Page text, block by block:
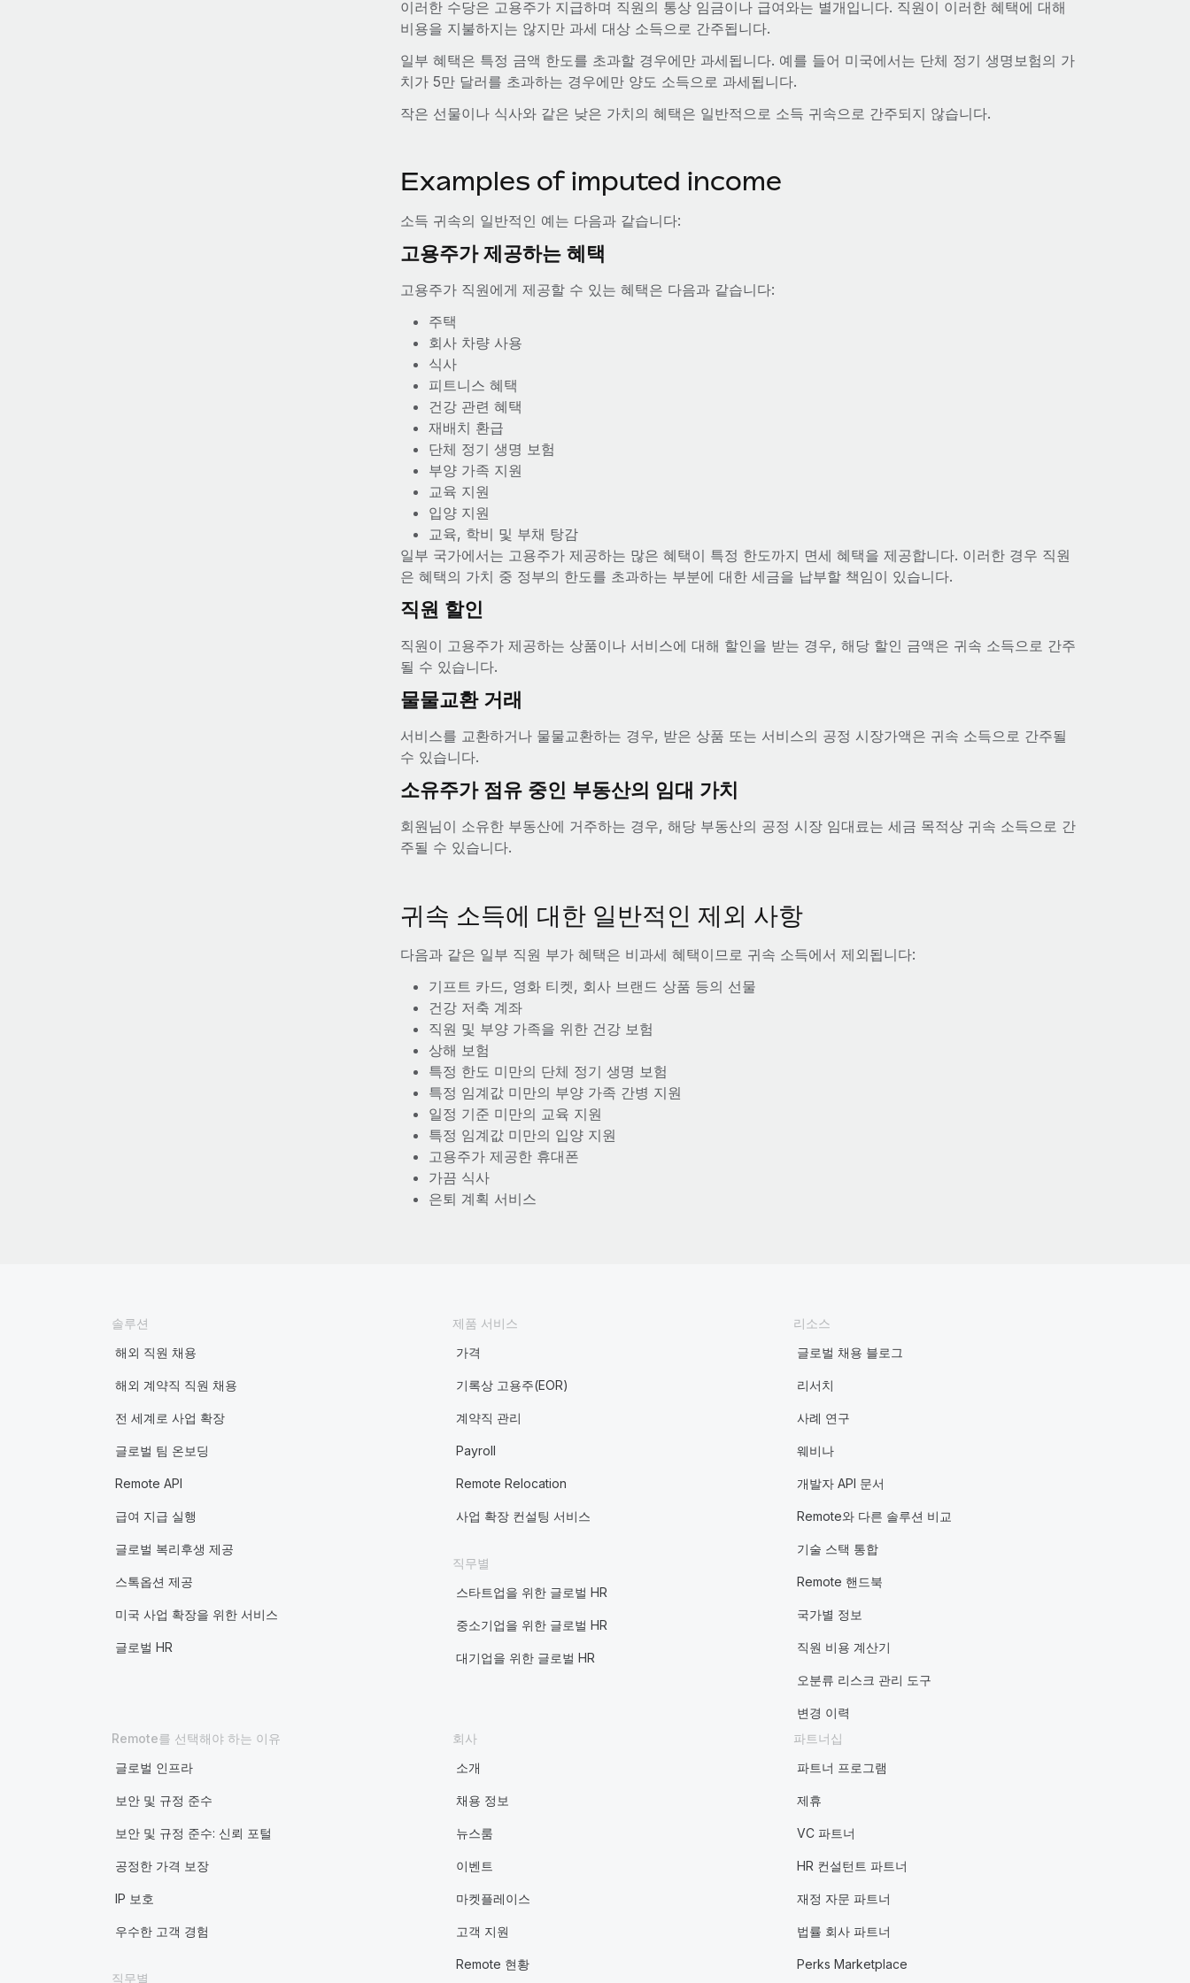
이러한 수당은 고용주가 지급하며 직원의 통상 임금이나 급여와는 별개입니다. 직원이 이러한 혜택에 대해
비용을 지불하지는 않지만 과세 대상 소득으로 간주됩니다.
일부 혜택은 특정 금액 한도를 초과할 경우에만 과세됩니다. 예를 들어 미국에서는 단체 정기 생명보험의 가
치가 5만 달러를 초과하는 경우에만 양도 소득으로 과세됩니다.
작은 선물이나 식사와 같은 낮은 가치의 혜택은 일반적으로 소득 귀속으로 간주되지 않습니다.
Examples of imputed income
소득 귀속의 일반적인 예는 다음과 같습니다:
고용주가 제공하는 혜택
고용주가 직원에게 제공할 수 있는 혜택은 다음과 같습니다:
주택
회사 차량 사용
식사
피트니스 혜택
건강 관련 혜택
재배치 환급
단체 정기 생명 보험
부양 가족 지원
교육 지원
입양 지원
교육, 학비 및 부채 탕감
일부 국가에서는 고용주가 제공하는 많은 혜택이 특정 한도까지 면세 혜택을 제공합니다. 이러한 경우 직원
은 혜택의 가치 중 정부의 한도를 초과하는 부분에 대한 세금을 납부할 책임이 있습니다.
직원 할인
직원이 고용주가 제공하는 상품이나 서비스에 대해 할인을 받는 경우, 해당 할인 금액은 귀속 소득으로 간주
될 수 있습니다.
물물교환 거래
서비스를 교환하거나 물물교환하는 경우, 받은 상품 또는 서비스의 공정 시장가액은 귀속 소득으로 간주될
수 있습니다.
소유주가 점유 중인 부동산의 임대 가치
회원님이 소유한 부동산에 거주하는 경우, 해당 부동산의 공정 시장 임대료는 세금 목적상 귀속 소득으로 간
주될 수 있습니다.
귀속 소득에 대한 일반적인 제외 사항
다음과 같은 일부 직원 부가 혜택은 비과세 혜택이므로 귀속 소득에서 제외됩니다:
기프트 카드, 영화 티켓, 회사 브랜드 상품 등의 선물
건강 저축 계좌
직원 및 부양 가족을 위한 건강 보험
상해 보험
특정 한도 미만의 단체 정기 생명 보험
특정 임계값 미만의 부양 가족 간병 지원
일정 기준 미만의 교육 지원
특정 임계값 미만의 입양 지원
고용주가 제공한 휴대폰
가끔 식사
은퇴 계획 서비스
솔루션
해외 직원 채용
해외 계약직 직원 채용
전 세계로 사업 확장
글로벌 팀 온보딩
Remote API
급여 지급 실행
글로벌 복리후생 제공
스톡옵션 제공
미국 사업 확장을 위한 서비스
글로벌 HR
제품 서비스
가격
기록상 고용주(EOR)
계약직 관리
Payroll
Remote Relocation
사업 확장 컨설팅 서비스
직무별
스타트업을 위한 글로벌 HR
중소기업을 위한 글로벌 HR
대기업을 위한 글로벌 HR
리소스
글로벌 채용 블로그
리서치
사례 연구
웨비나
개발자 API 문서
Remote와 다른 솔루션 비교
기술 스택 통합
Remote 핸드북
국가별 정보
직원 비용 계산기
오분류 리스크 관리 도구
변경 이력
Remote를 선택해야 하는 이유
글로벌 인프라
보안 및 규정 준수
보안 및 규정 준수: 신뢰 포털
공정한 가격 보장
IP 보호
우수한 고객 경험
직무별
회사
소개
채용 정보
뉴스룸
이벤트
마켓플레이스
고객 지원
Remote 현황
파트너십
파트너 프로그램
제휴
VC 파트너
HR 컨설턴트 파트너
재정 자문 파트너
법률 회사 파트너
Perks Marketplace